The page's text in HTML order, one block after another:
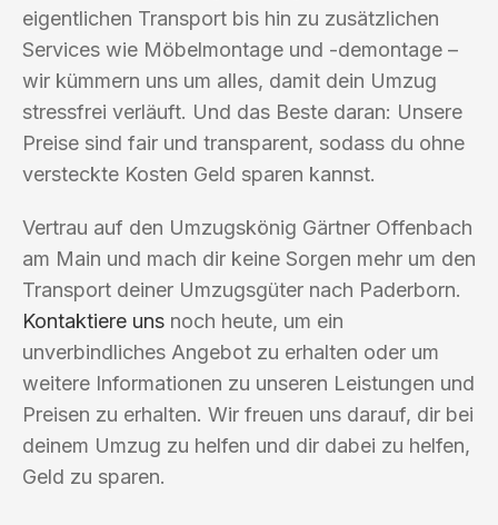
eigentlichen Transport bis hin zu zusätzlichen
Services wie Möbelmontage und -demontage –
wir kümmern uns um alles, damit dein Umzug
stressfrei verläuft. Und das Beste daran: Unsere
Preise sind fair und transparent, sodass du ohne
versteckte Kosten Geld sparen kannst.
Vertrau auf den Umzugskönig Gärtner Offenbach
am Main und mach dir keine Sorgen mehr um den
Transport deiner Umzugsgüter nach Paderborn.
Kontaktiere uns noch heute, um ein
unverbindliches Angebot zu erhalten oder um
weitere Informationen zu unseren Leistungen und
Preisen zu erhalten. Wir freuen uns darauf, dir bei
deinem Umzug zu helfen und dir dabei zu helfen,
Geld zu sparen.